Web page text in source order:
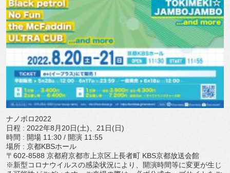
ナノボロ2022
日程 : 2022年8月20日(土)、21日(日)
時間 : 開場 11:30 / 開演 11:55
場所 : 京都KBSホール
〒602-8588 京都府京都市上京区上長者町 KBS京都放送会館
※新型コロナウイルスの感染状況により、
開演時間等に変更が生じ